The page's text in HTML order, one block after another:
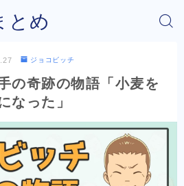
とめ
ジョコビッチ
の奇跡の物語「小麦を
なった」